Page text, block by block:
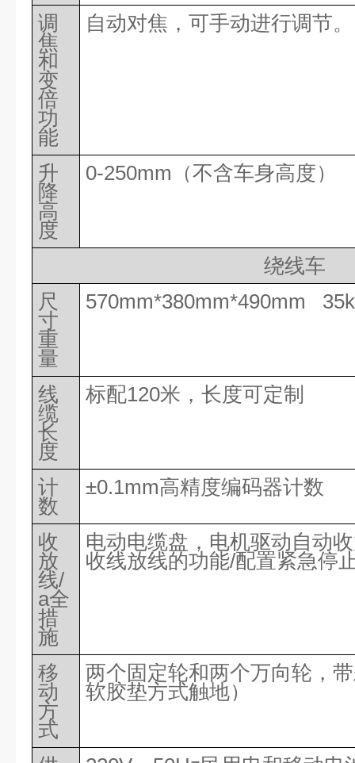
调
焦
和
变
倍
功
能
自动对焦，可手动进行调节。
升
降
高
度
0-250mm（不含车身高度）
绕线车
尺
寸
重
量
570mm*380mm*490mm
线
缆
长
度
标配120米，长度可定制
计
数
±0.1mm高精度编码器计数
收
放
线/
a全
措
施
电动电缆盘，电机驱动自动
收线放线的功能/配置紧急停
移
动
方
式
两个固定轮和两个万向轮，
软胶垫方式触地）